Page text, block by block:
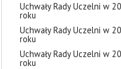
Uchwały Rady Uczelni w
roku
Uchwały Rady Uczelni w
roku
Uchwały Rady Uczelni w
roku